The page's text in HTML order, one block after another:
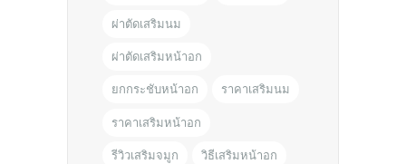
ผ่าตัดเสริมนม
ผ่าตัดเสริมหน้าอก
ยกกระชับหน้าอก ราคาเสริมนม
ราคาเสริมหน้าอก
รีวิวเสริมจมูก วิธีเสริมหน้าอก